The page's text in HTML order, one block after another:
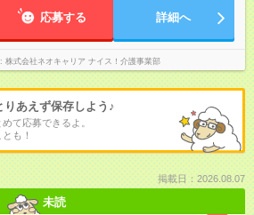
応募する 詳細へ
株式会社ネオキャリア ナイス！介護事業部
りあえず保存しよう♪
て応募できるよ。
も！
掲載日：2026.08.07
未読